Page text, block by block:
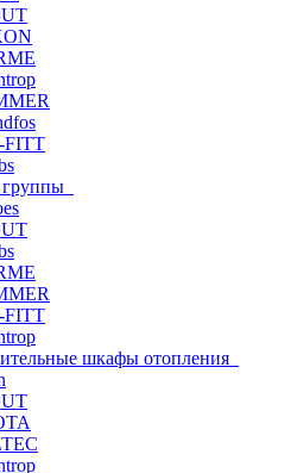
FITT
FITT
шкафы отопления